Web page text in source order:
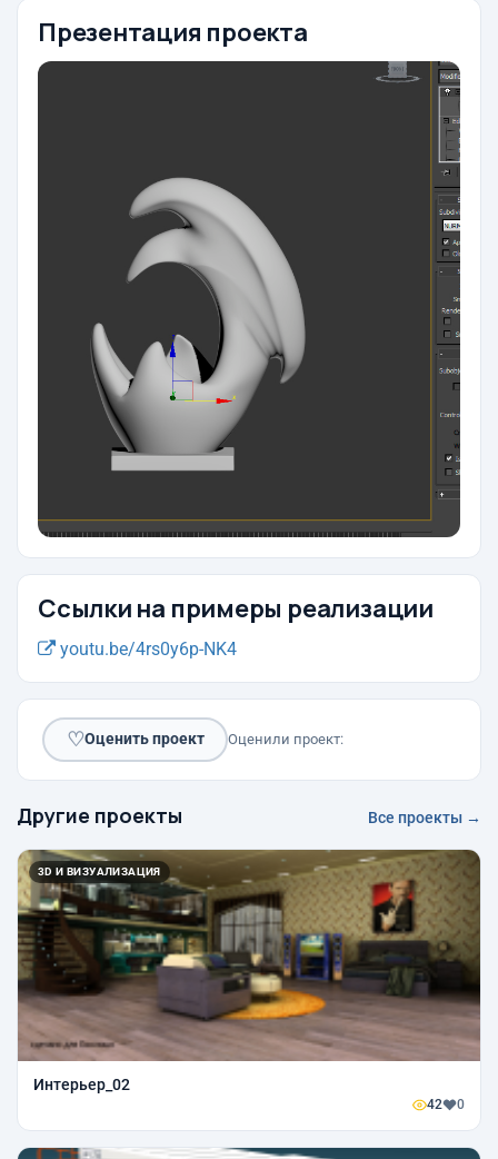
Презентация проекта
Ссылки на примеры реализации
youtu.be/4rs0y6p-NK4
♡Оценить проект Оценили проект:
Другие проекты Все проекты →
3D И ВИЗУАЛИЗАЦИЯ
Интерьер_02
42 0